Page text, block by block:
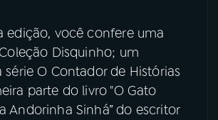
edição, você confere uma
Disquinho; um
O Contador de Histórias
parte do livro "O Gato
Andorinha Sinhá” do escritor